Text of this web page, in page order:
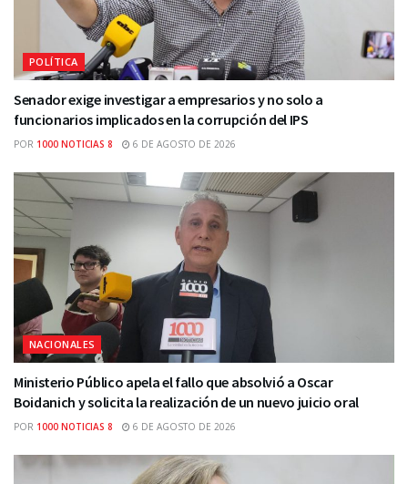
POLÍTICA
Senador exige investigar a empresarios y no solo a
funcionarios implicados en la corrupción del IPS
POR 1000 NOTICIAS 8 6 DE AGOSTO DE 2026
NACIONALES
Ministerio Público apela el fallo que absolvió a Oscar
Boidanich y solicita la realización de un nuevo juicio oral
POR 1000 NOTICIAS 8 6 DE AGOSTO DE 2026